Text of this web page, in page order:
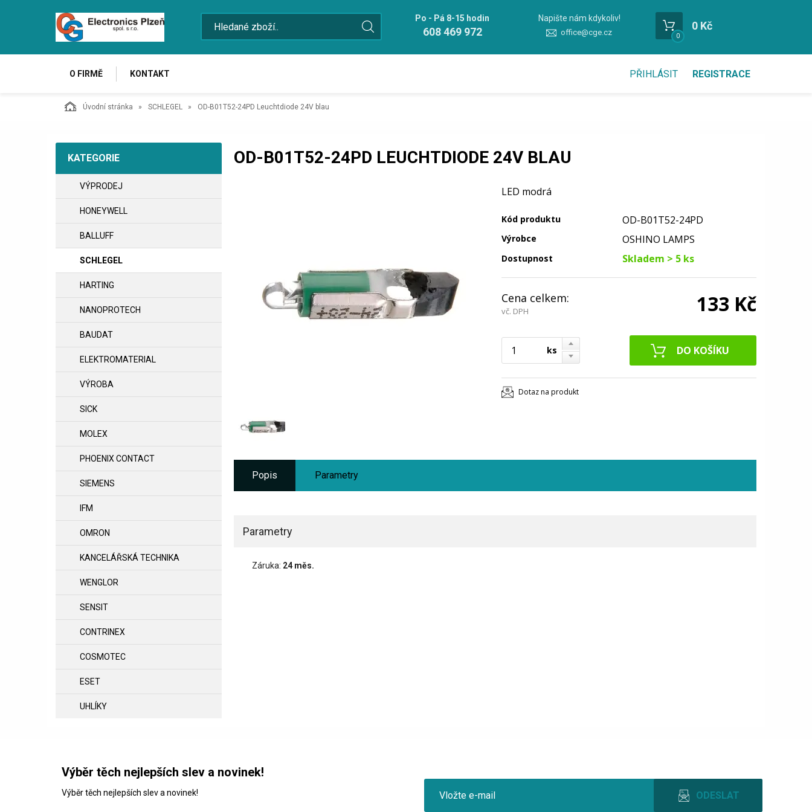
Po - Pá 8-15 hodin
608 469 972
Napište nám kdykoliv!
office@cge.cz 0
0 Kč
O FIRMĚ KONTAKT PŘIHLÁSIT REGISTRACE
Úvodní stránka SCHLEGEL OD-B01T52-24PD Leuchtdiode 24V blau
KATEGORIE
VÝPRODEJ
HONEYWELL
BALLUFF
SCHLEGEL
HARTING
NANOPROTECH
BAUDAT
ELEKTROMATERIAL
VÝROBA
SICK
MOLEX
PHOENIX CONTACT
SIEMENS
IFM
OMRON
KANCELÁŘSKÁ TECHNIKA
WENGLOR
SENSIT
CONTRINEX
COSMOTEC
ESET
UHLÍKY
OD-B01T52-24PD LEUCHTDIODE 24V BLAU
LED modrá
Kód produktu OD-B01T52-24PD
Výrobce OSHINO LAMPS
Dostupnost Skladem > 5 ks
Cena celkem:
vč. DPH 133 Kč
ks
Dotaz na produkt
Popis Parametry
Parametry
Záruka: 24 měs.
Výběr těch nejlepších slev a novinek!
Výběr těch nejlepších slev a novinek!